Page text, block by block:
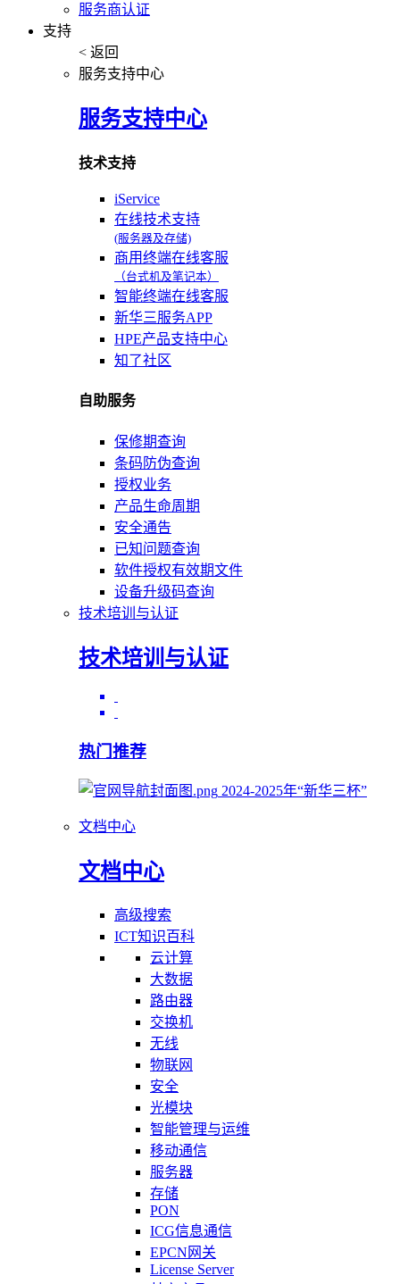
服务商认证
支持
< 返回
服务支持中心
服务支持中心
技术支持
iService
在线技术支持
(服务器及存储)
商用终端在线客服
（台式机及笔记本）
智能终端在线客服
新华三服务APP
HPE产品支持中心
知了社区
自助服务
保修期查询
条码防伪查询
授权业务
产品生命周期
安全通告
已知问题查询
软件授权有效期文件
设备升级码查询
技术培训与认证
技术培训与认证
热门推荐
2024-2025年“新华三杯”
文档中心
文档中心
高级搜索
ICT知识百科
云计算
大数据
路由器
交换机
无线
物联网
安全
光模块
智能管理与运维
移动通信
服务器
存储
PON
ICG信息通信
EPCN网关
License Server